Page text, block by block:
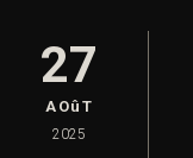
27
AOûT
2025